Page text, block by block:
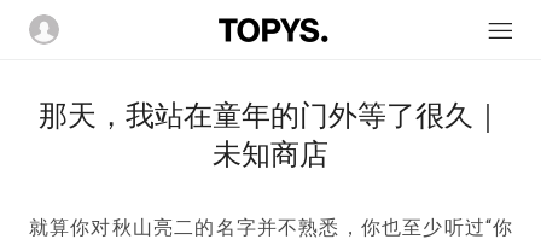
那天，我站在童年的门外等了很久｜
未知商店
就算你对秋山亮二的名字并不熟悉，你也至少听过“你